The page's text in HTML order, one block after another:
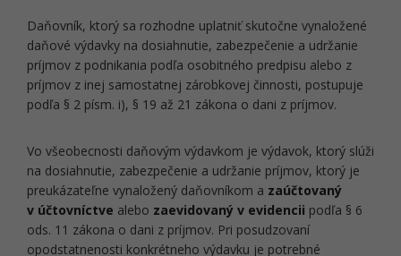
Daňovník, ktorý sa rozhodne uplatniť skutočne vynaložené
daňové výdavky na dosiahnutie, zabezpečenie a udržanie
príjmov z podnikania podľa osobitného predpisu alebo z
príjmov z inej samostatnej zárobkovej činnosti, postupuje
podľa § 2 písm. i), § 19 až 21 zákona o dani z príjmov.
Vo všeobecnosti daňovým výdavkom je výdavok, ktorý slúži
na dosiahnutie, zabezpečenie a udržanie príjmov, ktorý je
preukázateľne vynaložený daňovníkom a zaúčtovaný
v účtovníctve alebo zaevidovaný v evidencii podľa § 6
ods. 11 zákona o dani z príjmov. Pri posudzovaní
opodstatnenosti konkrétneho výdavku je potrebné